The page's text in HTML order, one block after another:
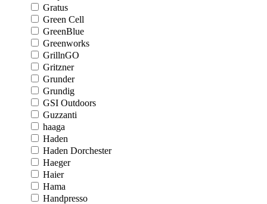
Gratus
Green Cell
GreenBlue
Greenworks
GrillnGO
Gritzner
Grunder
Grundig
GSI Outdoors
Guzzanti
haaga
Haden
Haden Dorchester
Haeger
Haier
Hama
Handpresso